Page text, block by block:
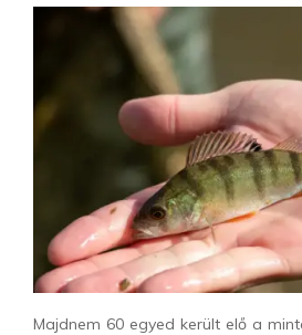
Majdnem 60 egyed került elő a